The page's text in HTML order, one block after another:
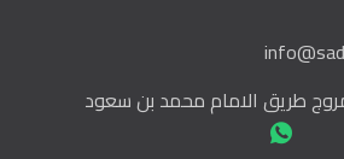
طريق الامام محمد بن سعود